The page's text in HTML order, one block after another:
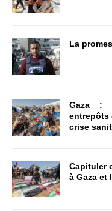
La
Gaza :
entrepôts
crise
Capituler
à Gaza et